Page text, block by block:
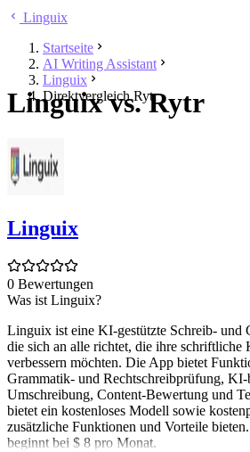
Linguix
Startseite
AI Writing Assistant
Linguix
Direktvergleich Rytr
Linguix vs. Rytr
Linguix
0 Bewertungen
Was ist Linguix?
Linguix ist eine KI-gestützte Schreib- und
die sich an alle richtet, die ihre schriftliche
verbessern möchten. Die App bietet
Grammatik- und Rechtschreibprüfung, KI-
Umschreibung, Content-Bewertung und
bietet ein kostenloses Modell sowie
zusätzliche Funktionen und Vorteile
beginnt bei $ 8 pro Monat.